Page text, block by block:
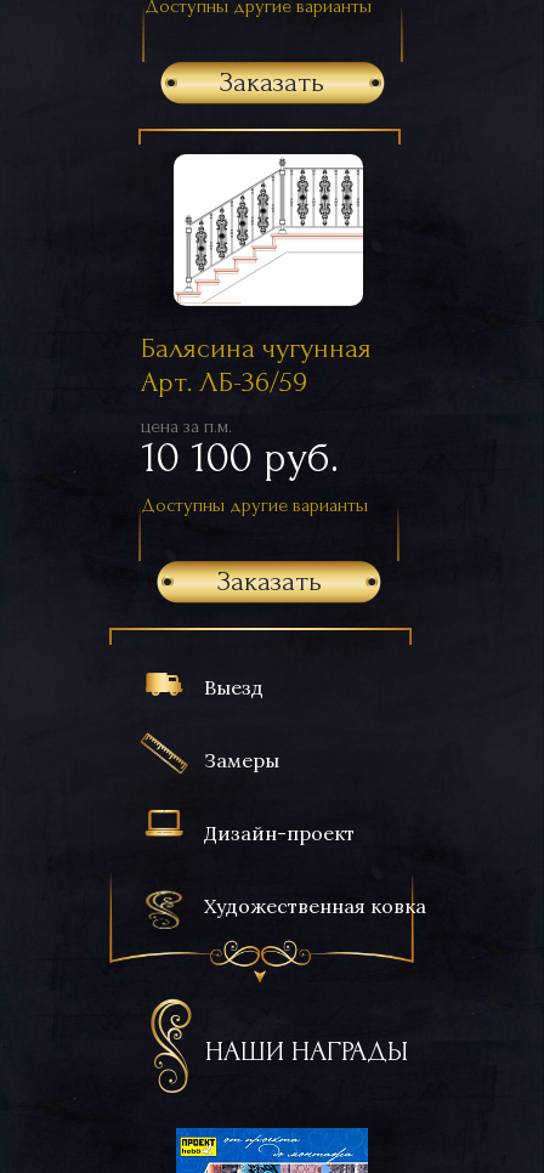
Выезд
Замеры
Дизайн-проект
Художественная ковка
НАШИ НАГРАДЫ
Доступны другие варианты
Заказать
Балясина чугунная
Арт. ЛБ-36/59
цена за п.м.
10 100 руб.
Доступны другие варианты
Заказать